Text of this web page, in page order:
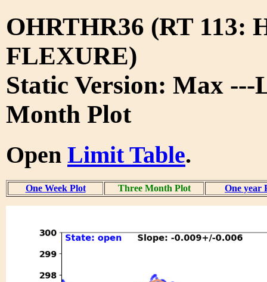
OHRTHR36 (RT 113:
FLEXURE)
Static Version: Max ---
Month Plot
Open Limit Table.
One Week Plot Three Month Plot One year